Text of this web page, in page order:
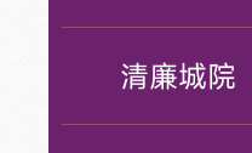
清廉城院